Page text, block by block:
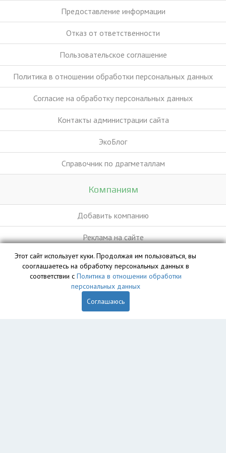
Предоставление информации
Отказ от ответственности
Пользовательское соглашение
Политика в отношении обработки персональных данных
Согласие на обработку персональных данных
Контакты администрации сайта
ЭкоБлог
Справочник по драгметаллам
Компаниям
Добавить компанию
Реклама на сайте
База данных сайта vyvoz.org является интеллектуальной
собственностью ООО «Профит» и охраняется законом.
Этот сайт использует куки. Продолжая им пользоваться, вы
сооглашаетесь на обработку персональных данных в
соответствии с Политика в отношении обработки
персональных данных
Соглашаюсь